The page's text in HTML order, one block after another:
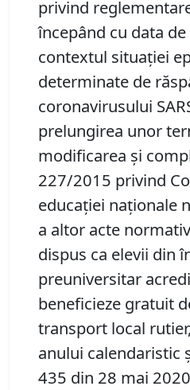
privind
începând cu data
contextul situaţiei
determinate de
coronavirusului
prelungirea unor
modificarea şi
227/2015 privind
educaţiei naţionale
a altor acte
dispus ca elevii din
preuniversitar
beneficieze gratuit
transport local
anului calendaristic
435 din 28 mai